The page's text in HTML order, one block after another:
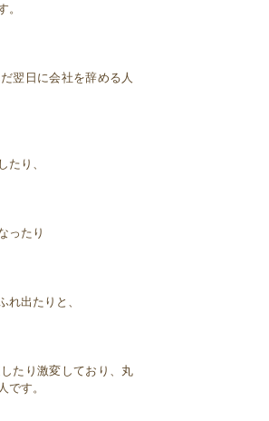
。
翌日に会社を辞める人
たり、
ったり
れ出たりと、
たり激変しており、丸
です。